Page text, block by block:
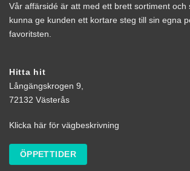
Vår affärsidé är att med ett brett sortiment och
kunna ge kunden ett kortare steg till sin egna
favoritsten.
Hitta hit
Långängskrogen 9,
72132 Västerås
Klicka här för vägbeskrivning
ÖPPETTIDER